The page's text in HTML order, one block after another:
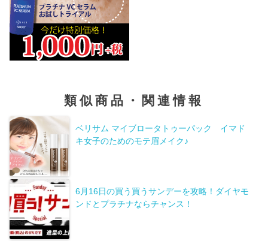
類似商品・関連情報
ベリサム マイブロータトゥーパック イマド
キ女子のためのモテ眉メイク♪
6月16日の買う買うサンデーを攻略！ダイヤモ
ンドとプラチナならチャンス！